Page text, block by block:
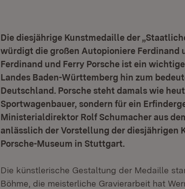
Die diesjährige Kunstmedaille der
würdigt die großen Autopioniere Ferdinand
Ferdinand und Ferry Porsche ist ein
Landes Baden-Württemberg hin zum
Deutschland. Porsche steht damals wie
Sportwagenbauer, sondern für ein
Ministerialdirektor Rolf Schumacher aus
anlässlich der Vorstellung der diesjährigen
Porsche-Museum in Stuttgart.
Die künstlerische Gestaltung der Medaille
Böhme, die meisterliche Gravierarbeit hat